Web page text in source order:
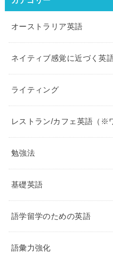
オーストラリア英語
ネイティブ感覚に近づく英
ライティング
レストラン/カフェ英語（※
勉強法
基礎英語
語学留学のための英語
語彙力強化